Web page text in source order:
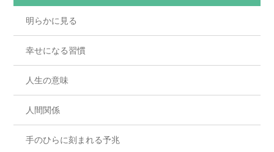
明らかに見る
幸せになる習慣
人生の意味
人間関係
手のひらに刻まれる予兆